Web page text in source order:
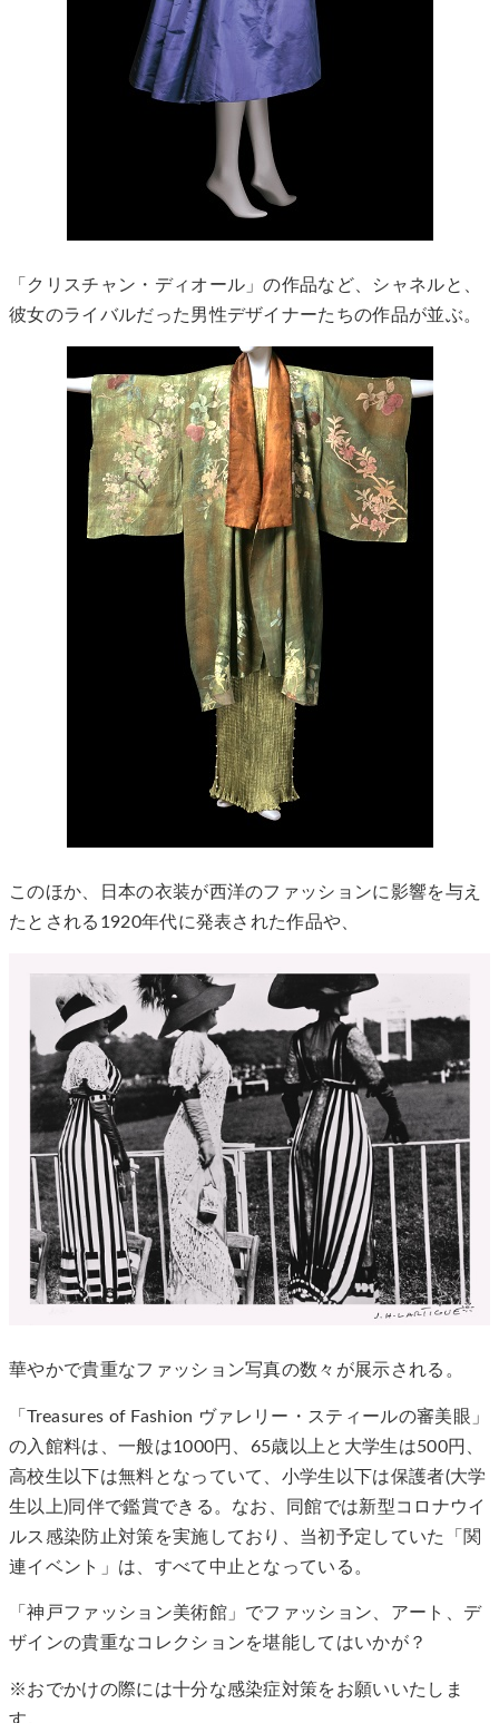
「クリスチャン・ディオール」の作品など、シャネルと、
彼女のライバルだった男性デザイナーたちの作品が並ぶ。
このほか、日本の衣装が西洋のファッションに影響を与え
たとされる1920年代に発表された作品や、
華やかで貴重なファッション写真の数々が展示される。
「Treasures of Fashion ヴァレリー・スティールの審美眼」
の入館料は、一般は1000円、65歳以上と大学生は500円、
高校生以下は無料となっていて、小学生以下は保護者(大学
生以上)同伴で鑑賞できる。なお、同館では新型コロナウイ
ルス感染防止対策を実施しており、当初予定していた「関
連イベント」は、すべて中止となっている。
「神戸ファッション美術館」でファッション、アート、デ
ザインの貴重なコレクションを堪能してはいかが？
※おでかけの際には十分な感染症対策をお願いいたしま
す。